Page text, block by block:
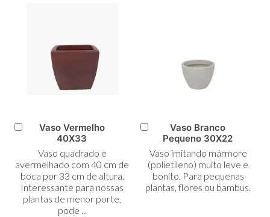
Carrinho
Vaso Vermelho
40X33
Vaso quadrado e
avermelhado com 40 cm de
boca por 33 cm de altura.
Interessante para nossas
plantas de menor porte,
pode ...
Adicionar
Carrinho
Vaso Branco
Pequeno 30X22
Vaso imitando mármore
(polietileno) muito leve e
bonito. Para pequenas
plantas, flores ou bambus.